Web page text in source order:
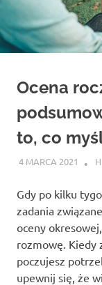
Ocena
to, co
4 MARCA 2021
Gdy po kilku
zadania
oceny
rozmowę. Kiedy
poczujesz
upewnij się, że